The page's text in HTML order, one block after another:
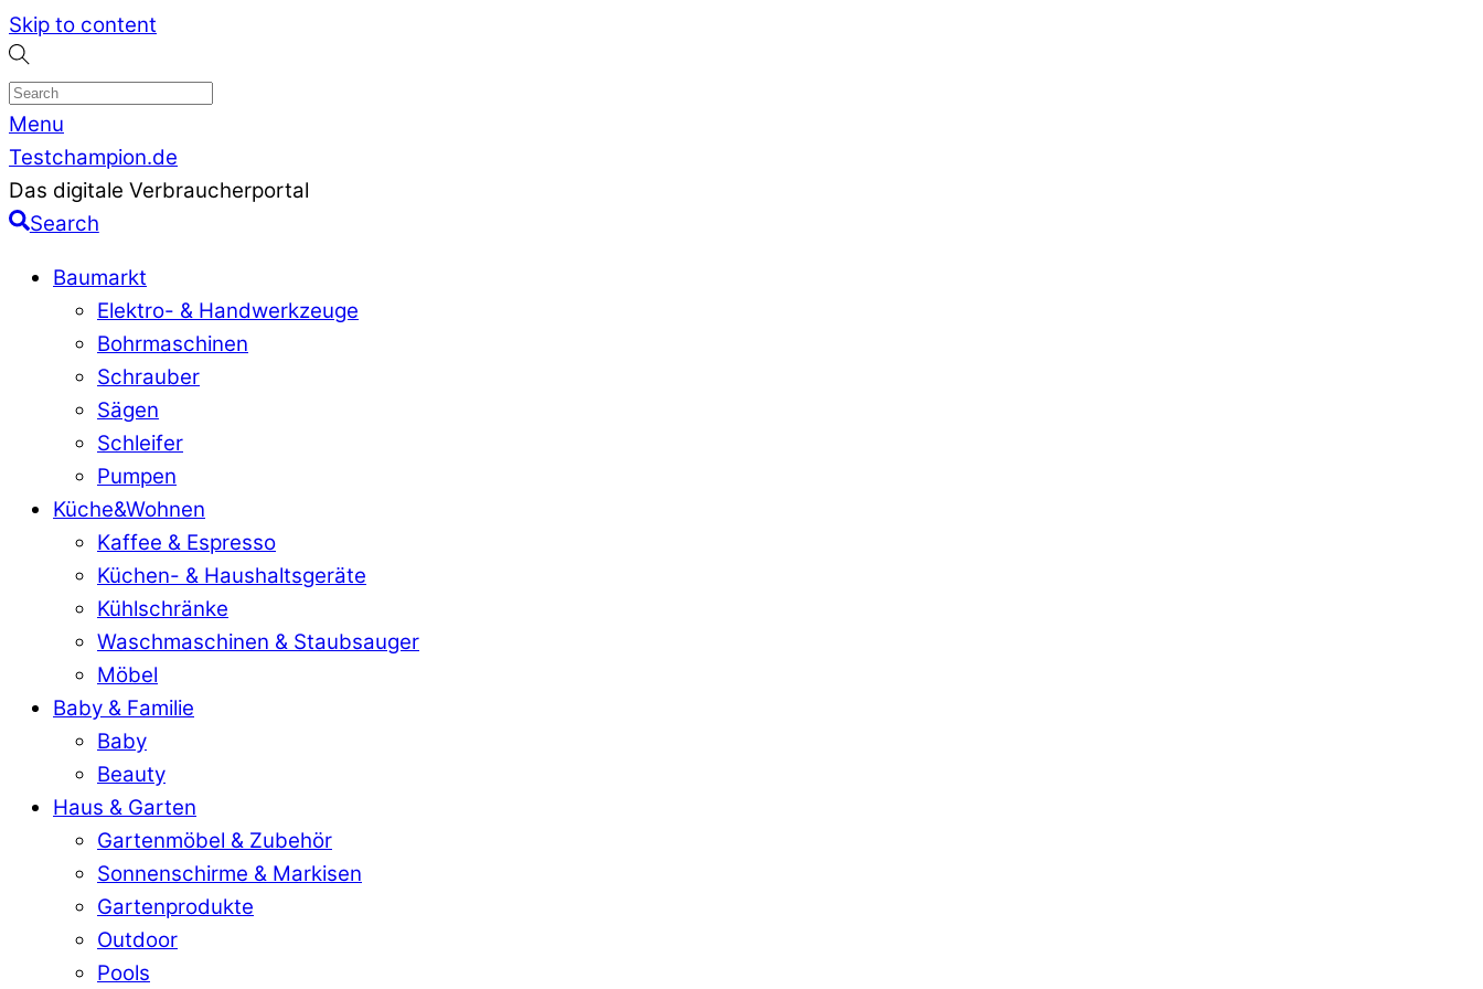
Skip to content
Menu
Testchampion.de
Das digitale Verbraucherportal
Search
Baumarkt
Elektro- & Handwerkzeuge
Bohrmaschinen
Schrauber
Sägen
Schleifer
Pumpen
Küche&Wohnen
Kaffee & Espresso
Küchen- & Haushaltsgeräte
Kühlschränke
Waschmaschinen & Staubsauger
Möbel
Baby & Familie
Baby
Beauty
Haus & Garten
Gartenmöbel & Zubehör
Sonnenschirme & Markisen
Gartenprodukte
Outdoor
Pools